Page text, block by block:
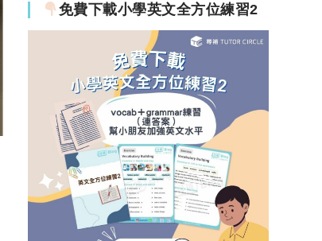
免費下載小學英文全方位練習2